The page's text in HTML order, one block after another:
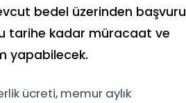
bedel üzerinden başvuru
tarihe kadar müracaat ve
yapabilecek.
ücreti, memur aylık